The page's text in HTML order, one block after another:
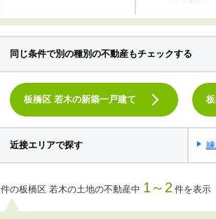
同じ条件で別の種別の不動産もチェックする
板橋区 若木の新築一戸建て
近接エリアで探す
件の板橋区 若木の土地の不動産中 1～2 件を表示